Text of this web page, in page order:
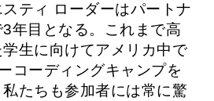
ティ ローダーはパートナ
年目となる。これまで高
生に向けてアメリカ中で
コーディングキャンプを
たちも参加者には常に驚